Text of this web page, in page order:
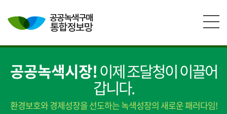
공공녹색시장!이제 조달청이 이끌어
갑니다.
환경보호와 경제성장을 선도하는 녹색성장의 새로운 패러다임!